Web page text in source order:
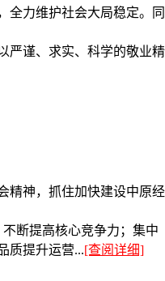
全力维护社会大局稳定。同
严谨、求实、科学的敬业精
精神，抓住加快建设中原经
断提高核心竞争力；集中
质提升运营...[查阅详细]